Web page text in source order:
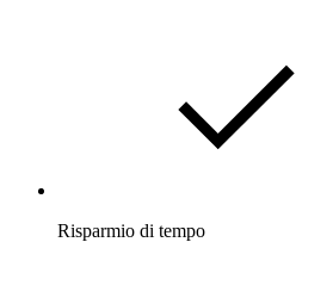
Risparmio di tempo